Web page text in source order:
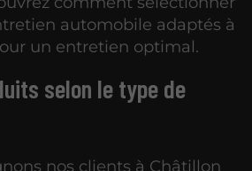
automobile adaptés à
un entretien optimal.
selon le type de
nos clients à Châtillon